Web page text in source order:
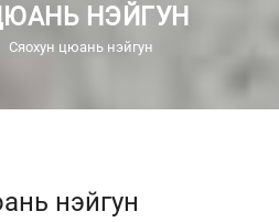
НЭЙГУН
Сяохун цюань нэйгун
нэйгун